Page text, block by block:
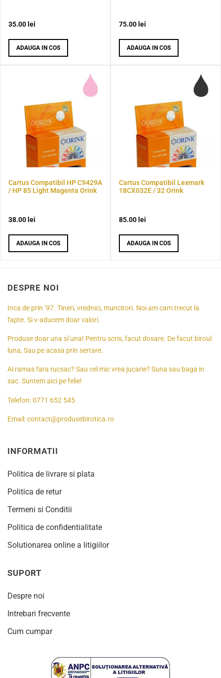
35.00 lei
ADAUGA IN COS
75.00 lei
ADAUGA IN COS
Cartus Compatibil HP C9429A
/ HP 85 Light Magenta Orink
38.00 lei
ADAUGA IN COS
Cartus Compatibil Lexmark
18CX032E / 32 Orink
85.00 lei
ADAUGA IN COS
DESPRE NOI
Inca de prin ’97. Tineri, vrednici, muncitori. Noi am cam trecut la
fapte. Si v-aducem doar valori.
Produse doar una si’una! Pentru scris, facut dosare. De facut biroul
luna, Sau pe acasa prin sertare.
Ai ramas fara rucsac? Sau cel mic vrea jucarie? Suna sau baga in
sac. Suntem aici pe felie!
Telefon:0771 652 545
Email:contact@produsebirotica.ro
INFORMATII
Politica de livrare si plata
Politica de retur
Termeni si Conditii
Politica de confidentialitate
Solutionarea online a litigiilor
SUPORT
Despre noi
Intrebari frecvente
Cum cumpar